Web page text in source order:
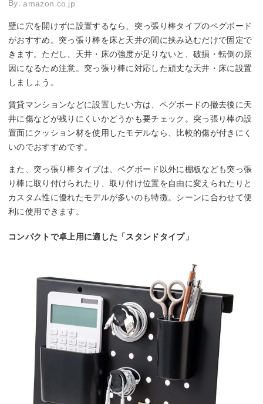
By:amazon.co.jp
壁に穴を開けずに設置するなら、突っ張り棒タイプのペグボード
がおすすめ。突っ張り棒を床と天井の間に挟み込むだけで固定で
きます。ただし、天井・床の強度が足りないと、破損・転倒の原
因になるため注意。突っ張り棒に対応した頑丈な天井・床に設置
しましょう。
賃貸マンションなどに設置したい方は、ペグボードの撤去後に天
井に傷などが残りにくいかどうかも要チェック。突っ張り棒の設
置面にクッション材を使用したモデルなら、比較的傷が付きにく
いのでおすすめです。
また、突っ張り棒タイプは、ペグボード以外に棚板なども突っ張
り棒に取り付けられたり、取り付け位置を自由に変えられたりと
カスタム性に優れたモデルが多いのも特徴。シーンに合わせて便
利に使用できます。
コンパクトで卓上用に適した「スタンドタイプ」